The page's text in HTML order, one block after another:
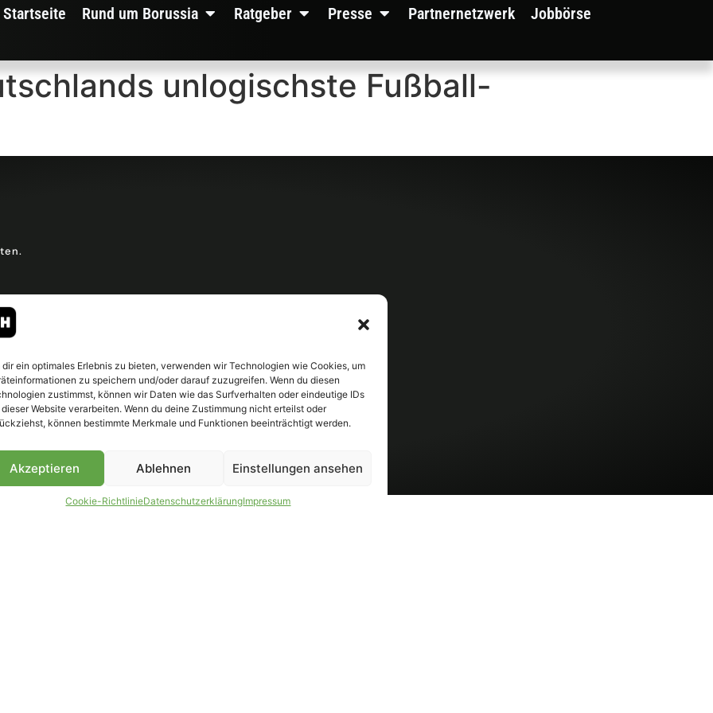
dir ein optimales Erlebnis zu bieten, verwenden wir Technologien wie Cookies, um
zu speichern und/oder darauf zuzugreifen. Wenn du diesen
zustimmst, können wir Daten wie das Surfverhalten oder eindeutige IDs
Website verarbeiten. Wenn du deine Zustimmung nicht erteilst oder
können bestimmte Merkmale und Funktionen beeinträchtigt werden.
Akzeptieren Ablehnen Einstellungen ansehen
Cookie-RichtlinieDatenschutzerklärungImpressum
Startseite Rund um Borussia Ratgeber Presse Partnernetzwerk Jobbörse
unlogischste Fußball-